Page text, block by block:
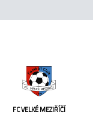
FC VELKÉ MEZIŘÍČÍ